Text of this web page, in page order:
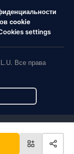
cookie
settings
Все права